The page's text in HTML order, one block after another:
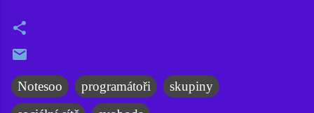
Notesoo programátoři
skupiny